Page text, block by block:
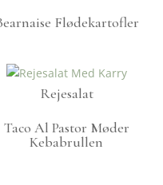
Flødekartofler
Rejesalat
Taco Al Pastor Møder
Kebabrullen